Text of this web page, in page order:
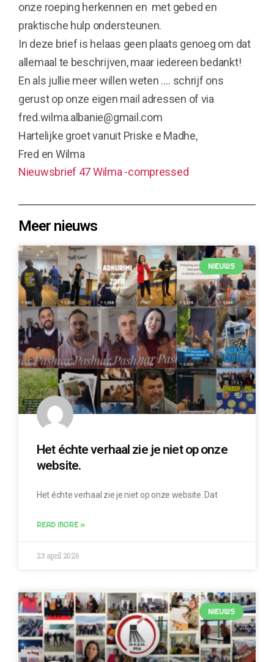
onze roeping herkennen en met gebed en
praktische hulp ondersteunen.
In deze brief is helaas geen plaats genoeg om dat
allemaal te beschrijven, maar iedereen bedankt!
En als jullie meer willen weten …. schrijf ons
gerust op onze eigen mail adressen of via
fred.wilma.albanie@gmail.com
Hartelijke groet vanuit Priske e Madhe,
Fred en Wilma
Nieuwsbrief 47 Wilma -compressed
Meer nieuws
NIEUWS
Het échte verhaal zie je niet op onze
website.
Het échte verhaal zie je niet op onze website. Dat
READ MORE »
23 april 2026
NIEUWS